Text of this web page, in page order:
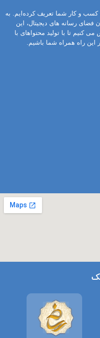
کسب و کار شما تعریف کرده‌ایم. به
فضای رسانه های دیجیتال، این
کنیم تا با تولید محتواهای با
این راه همراه شما باشیم.